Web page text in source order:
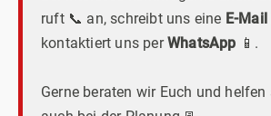
ruft 📞 an, schreibt uns eine E-Mail
kontaktiert uns perWhatsApp 📱.
Gerne beraten wir Euch und